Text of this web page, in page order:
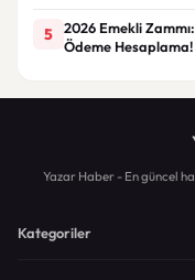
5
2026 Emekli
Ödeme Hesaplama!
Yazar Haber - En güncel
Kategoriler